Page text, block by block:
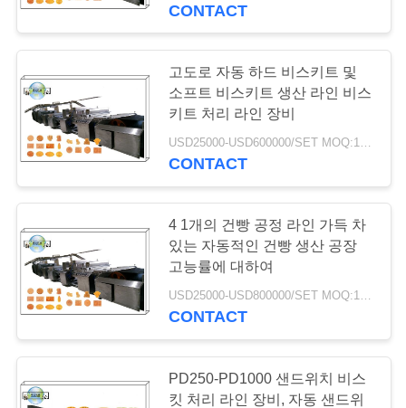
기계를 만드는 에너
지바
산업 식품 혼합기
7
CONTACT
고도로 자동 하드 비스키트 및
소프트 비스키트 생산 라인 비스
키트 처리 라인 장비
CONTACT
4 1개의 건빵 공정 라인 가득 차
있는 자동적인 건빵 생산 공장
고능률에 대하여
USD25000-USD800000/SET MOQ:1SET
CONTACT
PD250-PD1000 샌드위치 비스
킷 처리 라인 장비, 자동 샌드위